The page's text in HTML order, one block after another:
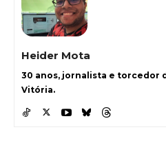
Heider Mota
30 anos, jornalista e torcedor
Vitória.